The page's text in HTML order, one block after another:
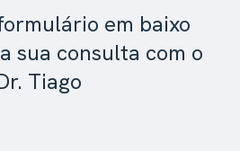
em baixo
sua consulta com o
Tiago